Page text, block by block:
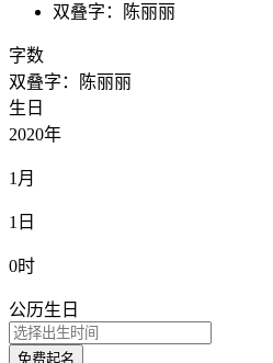
双叠字：陈丽丽
字数
双叠字：陈丽丽
生日
2020年
1月
1日
0时
公历生日
免费起名